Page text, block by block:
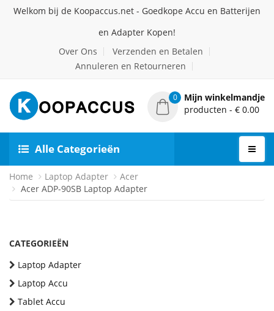
Welkom bij de Koopaccus.net - Goedkope Accu en Batterijen
en Adapter Kopen!
Over Ons
Verzenden en Betalen
Annuleren en Retourneren
0
Mijn winkelmandje
producten - € 0.00
Alle Categorieën
Home Laptop Adapter
Acer
Acer ADP-90SB Laptop Adapter
CATEGORIEËN
Laptop Adapter
Laptop Accu
Tablet Accu